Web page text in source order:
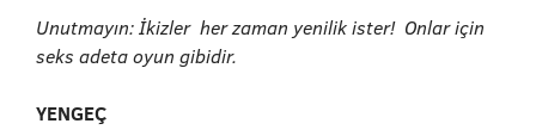
Unutmayın: İkizler her zaman yenilik ister! Onlar için
seks adeta oyun gibidir.
YENGEÇ